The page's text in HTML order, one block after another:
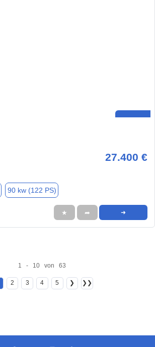
27.400 €
90 kw (122 PS)
★ ➦ ➜
1 - 10 von 63
2 3 4 5 ❯ ❯❯